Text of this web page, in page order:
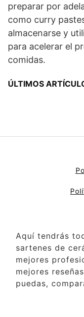
preparar por
como curry
almacenarse y
para acelerar el
comidas.
ÚLTIMOS
Aquí tendrás
sartenes de
mejores
mejores
puedas,